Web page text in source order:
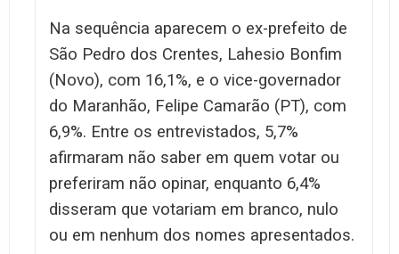
Na sequência aparecem o ex-prefeito de
São Pedro dos Crentes, Lahesio Bonfim
(Novo), com 16,1%, e o vice-governador
do Maranhão, Felipe Camarão (PT), com
6,9%. Entre os entrevistados, 5,7%
afirmaram não saber em quem votar ou
preferiram não opinar, enquanto 6,4%
disseram que votariam em branco, nulo
ou em nenhum dos nomes apresentados.